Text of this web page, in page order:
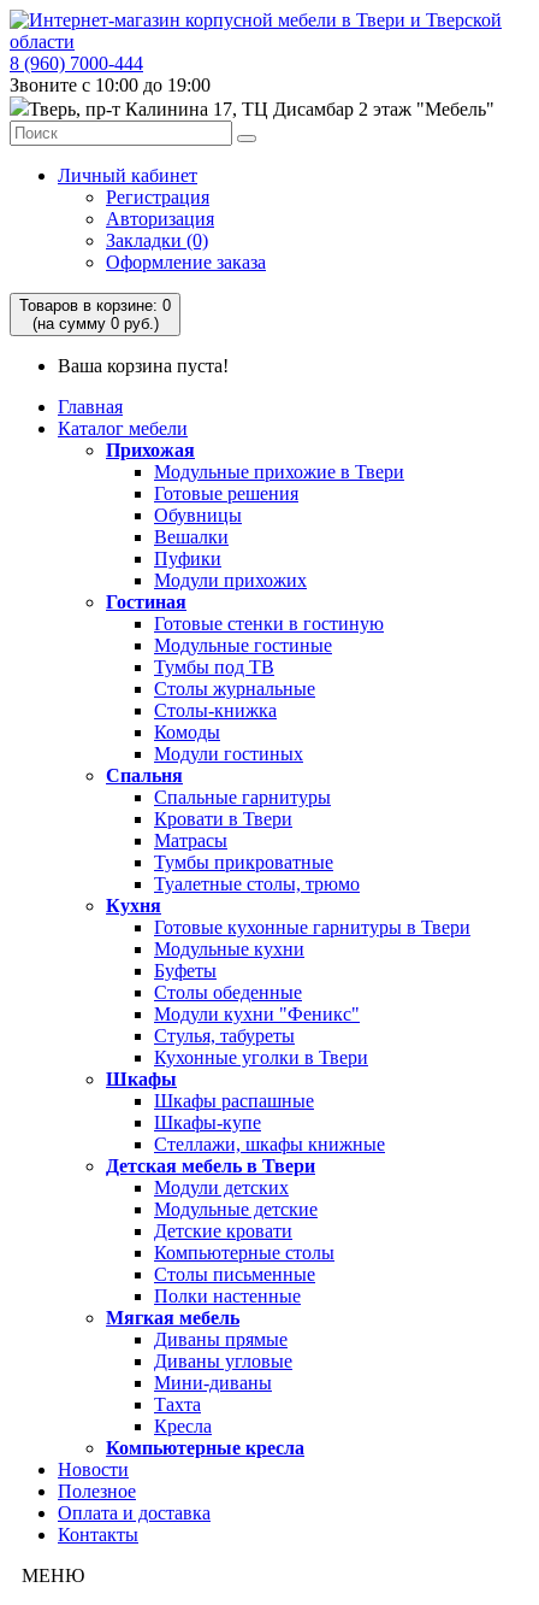
8 (960) 7000-444
Звоните с 10:00 до 19:00
Тверь, пр-т Калинина 17, ТЦ Дисамбар 2 этаж "Мебель"
Личный кабинет
Регистрация
Авторизация
Закладки (0)
Оформление заказа
Товаров в корзине: 0
(на сумму 0 руб.)
Ваша корзина пуста!
Главная
Каталог мебели
Прихожая
Модульные прихожие в Твери
Готовые решения
Обувницы
Вешалки
Пуфики
Модули прихожих
Гостиная
Готовые стенки в гостиную
Модульные гостиные
Тумбы под ТВ
Столы журнальные
Столы-книжка
Комоды
Модули гостиных
Спальня
Спальные гарнитуры
Кровати в Твери
Матрасы
Тумбы прикроватные
Туалетные столы, трюмо
Кухня
Готовые кухонные гарнитуры в Твери
Модульные кухни
Буфеты
Столы обеденные
Модули кухни "Феникс"
Стулья, табуреты
Кухонные уголки в Твери
Шкафы
Шкафы распашные
Шкафы-купе
Стеллажи, шкафы книжные
Детская мебель в Твери
Модули детских
Модульные детские
Детские кровати
Компьютерные столы
Столы письменные
Полки настенные
Мягкая мебель
Диваны прямые
Диваны угловые
Мини-диваны
Тахта
Кресла
Компьютерные кресла
Новости
Полезное
Оплата и доставка
Контакты
МЕНЮ